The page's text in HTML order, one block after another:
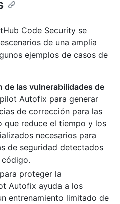
Code Security se
de una amplia
ejemplos de casos de
de las vulnerabilidades de
Autofix para generar
de corrección para las
que reduce el tiempo y los
necesarios para
de seguridad detectados
proteger la
Autofix ayuda a los
entrenamiento limitado de